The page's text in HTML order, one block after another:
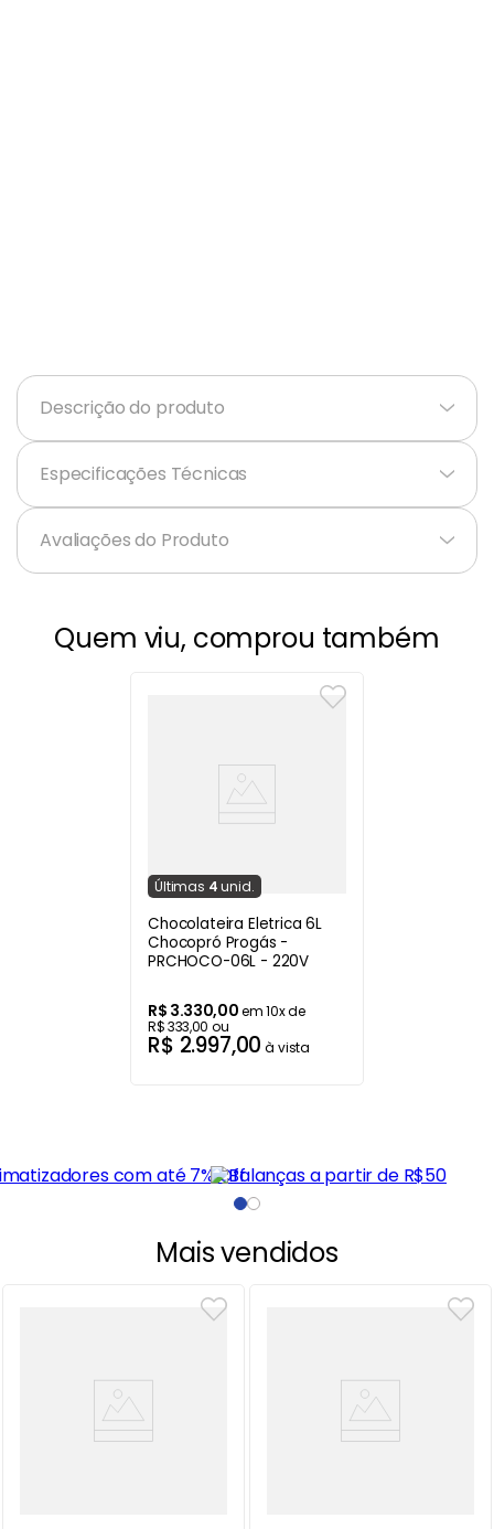
Descrição do produto +
Especificações Técnicas +
Avaliações do Produto
Quem viu, comprou também
Últimas 4 unid.
Chocolateira Eletrica 6L
Chocopró Progás -
PRCHOCO-06L - 220V
R$ 3.330,00em10x de
R$333,00 ou
R$ 2.997,00 à vista
Mais vendidos